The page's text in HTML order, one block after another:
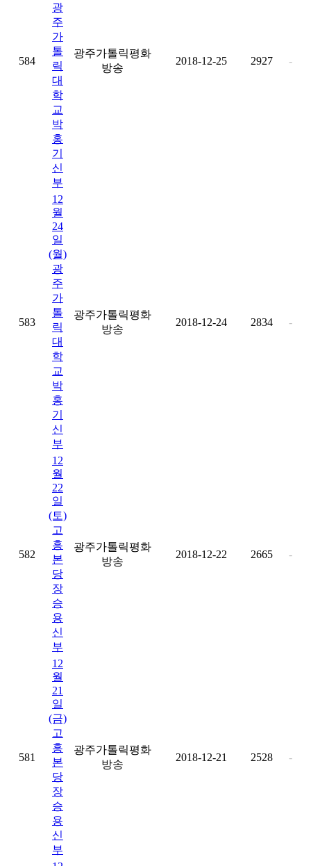
584
광
주
가
톨
릭
대
학
교
박
홍
기
신
부
광주가톨릭평화
방송
2018-12-25 2927 -
583
12
월
24
일
(월)
광
주
가
톨
릭
대
학
교
박
홍
기
신
부
광주가톨릭평화
방송
2018-12-24 2834 -
582
12
월
22
일
(토)
고
흥
본
당
장
승
용
신
부
광주가톨릭평화
방송
2018-12-22 2665 -
581
12
월
21
일
(금)
고
흥
본
당
장
승
용
신
부
광주가톨릭평화
방송
2018-12-21 2528 -